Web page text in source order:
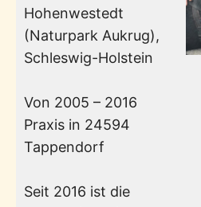
Hohenwestedt
(Naturpark Aukrug),
Schleswig-Holstein
Von 2005 – 2016
Praxis in 24594
Tappendorf
Seit 2016 ist die